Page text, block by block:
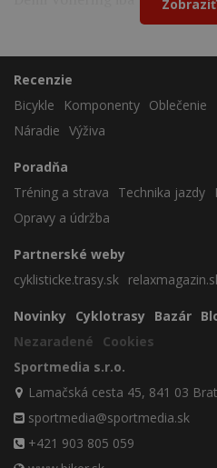
Recenzie
Bicykle
Komponenty Oblečenie
Náradie Výživa
Poradňa
Tréning a strava
Technika jazdy
Opravy a údržba
Partnerské weby
cyklisticke.trasy.sk
Novinky Cyklotrasy Bazár
Nezaradené
Cookies
Sportmedia s.r.o.
Lamačská cesta 45, 841 03
sportmedia@sportmedia.sk
+421 903 805 059